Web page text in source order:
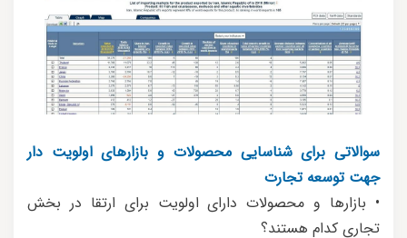
سوالاتی برای شناسایی محصولات و بازارهای اولویت دار
جهت توسعه تجارت
• بازارها و محصولات دارای اولویت برای ارتقا در بخش
تجاری کدام هستند؟